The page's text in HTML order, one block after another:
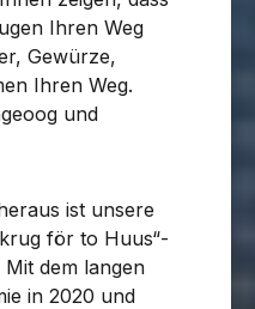
Ihren Weg
Gewürze,
Ihren Weg.
und
ist unsere
för to Huus“-
dem langen
in 2020 und